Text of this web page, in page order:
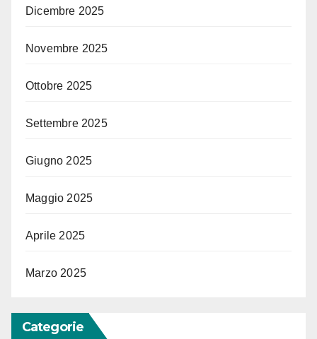
Dicembre 2025
Novembre 2025
Ottobre 2025
Settembre 2025
Giugno 2025
Maggio 2025
Aprile 2025
Marzo 2025
Categorie